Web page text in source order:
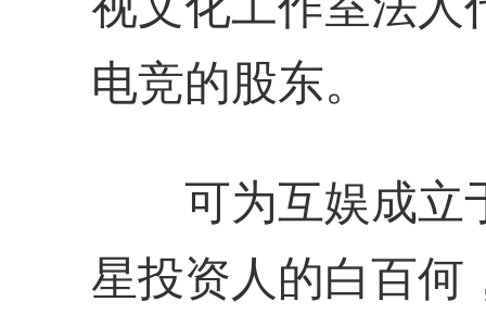
电竞的股东。
可为互娱成立
星投资人的白百何